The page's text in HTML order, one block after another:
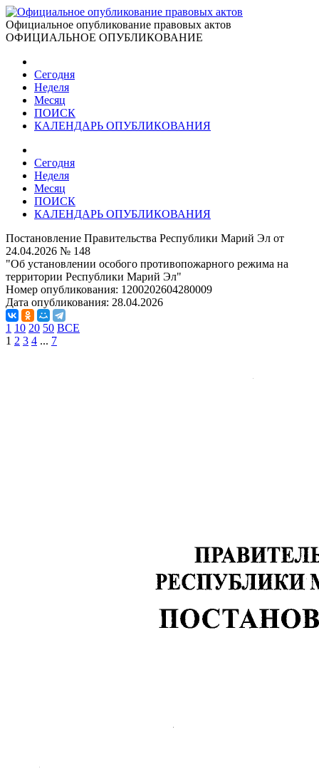
Официальное опубликование правовых актов
ОФИЦИАЛЬНОЕ ОПУБЛИКОВАНИЕ
Сегодня
Неделя
Месяц
ПОИСК
КАЛЕНДАРЬ ОПУБЛИКОВАНИЯ
Сегодня
Неделя
Месяц
ПОИСК
КАЛЕНДАРЬ ОПУБЛИКОВАНИЯ
Постановление Правительства Республики Марий Эл от
24.04.2026 № 148
"Об установлении особого противопожарного режима на
территории Республики Марий Эл"
Номер опубликования: 1200202604280009
Дата опубликования: 28.04.2026
1 10 20 50 ВСЕ
1 2 3 4 ... 7